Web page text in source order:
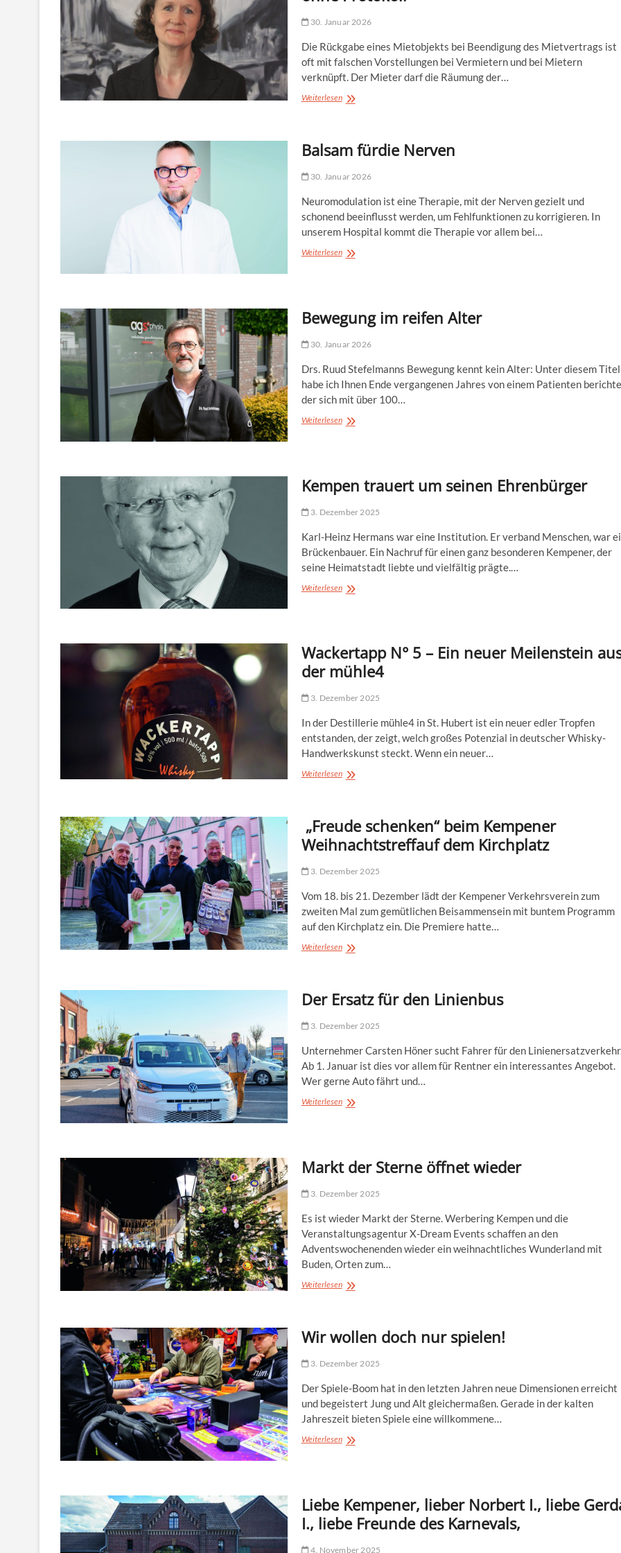
30. Januar 2026
Die Rückgabe eines Mietobjekts bei Beendigung des Mietvertrags ist
oft mit falschen Vorstellungen bei Vermietern und bei Mietern
verknüpft. Der Mieter darf die Räumung der…
WeiterlesenRückgabe
ohne
Protokoll
Balsam fürdie Nerven
30. Januar 2026
Neuromodulation ist eine Therapie, mit der Nerven gezielt und
schonend beeinflusst werden, um Fehlfunktionen zu korrigieren. In
unserem Hospital kommt die Therapie vor allem bei…
WeiterlesenBalsam
Bewegung im reifen Alter
30. Januar 2026
Drs. Ruud Stefelmanns Bewegung kennt kein Alter: Unter diesem Titel
habe ich Ihnen Ende vergangenen Jahres von einem Patienten
der sich mit über 100…
WeiterlesenBewegung
Kempen trauert um seinen Ehrenbürger
3. Dezember 2025
Karl-Heinz Hermans war eine Institution. Er verband Menschen, war
Brückenbauer. Ein Nachruf für einen ganz besonderen Kempener, der
seine Heimatstadt liebte und vielfältig prägte.…
WeiterlesenKempen
Wackertapp N° 5 – Ein neuer Meilenstein
der mühle4
3. Dezember 2025
In der Destillerie mühle4 in St. Hubert ist ein neuer edler Tropfen
entstanden, der zeigt, welch großes Potenzial in deutscher Whisky-
Handwerkskunst steckt. Wenn ein neuer…
WeiterlesenWackertapp N° 5
Meilenstein
aus
der
„Freude schenken“ beim Kempener
Weihnachtstreffauf dem Kirchplatz
3. Dezember 2025
Vom 18. bis 21. Dezember lädt der Kempener Verkehrsverein zum
zweiten Mal zum gemütlichen Beisammensein mit buntem Programm
auf den Kirchplatz ein. Die Premiere hatte…
Weiterlesen„Freude
Weihnachtstreffauf
dem
Kirchplatz
Der Ersatz für den Linienbus
3. Dezember 2025
Unternehmer Carsten Höner sucht Fahrer für den
Ab 1. Januar ist dies vor allem für Rentner ein interessantes Angebot.
Wer gerne Auto fährt und…
WeiterlesenDer
Markt der Sterne öffnet wieder
3. Dezember 2025
Es ist wieder Markt der Sterne. Werbering Kempen und die
Veranstaltungsagentur X-Dream Events schaffen an den
Adventswochenenden wieder ein weihnachtliches Wunderland mit
Buden, Orten zum…
WeiterlesenMarkt
wieder
Wir wollen doch nur spielen!
3. Dezember 2025
Der Spiele-Boom hat in den letzten Jahren neue Dimensionen erreicht
und begeistert Jung und Alt gleichermaßen. Gerade in der kalten
Jahreszeit bieten Spiele eine willkommene…
WeiterlesenWir
Liebe Kempener, lieber Norbert I., liebe
I., liebe Freunde des Karnevals,
4. November 2025